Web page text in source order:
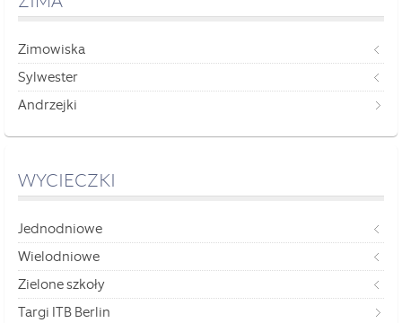
Zimowiska
Sylwester
Andrzejki
WYCIECZKI
Jednodniowe
Wielodniowe
Zielone szkoły
Targi ITB Berlin